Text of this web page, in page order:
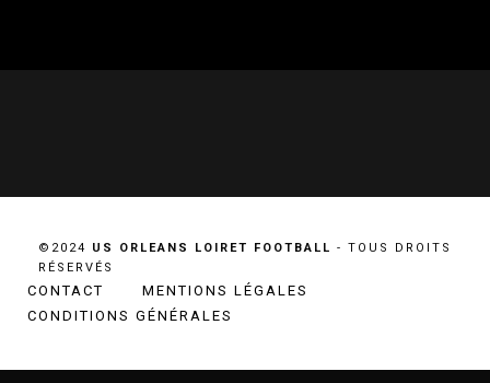
©2024 US ORLEANS LOIRET FOOTBALL - TOUS DROITS
RÉSERVÉS
CONTACT
MENTIONS LÉGALES
CONDITIONS GÉNÉRALES